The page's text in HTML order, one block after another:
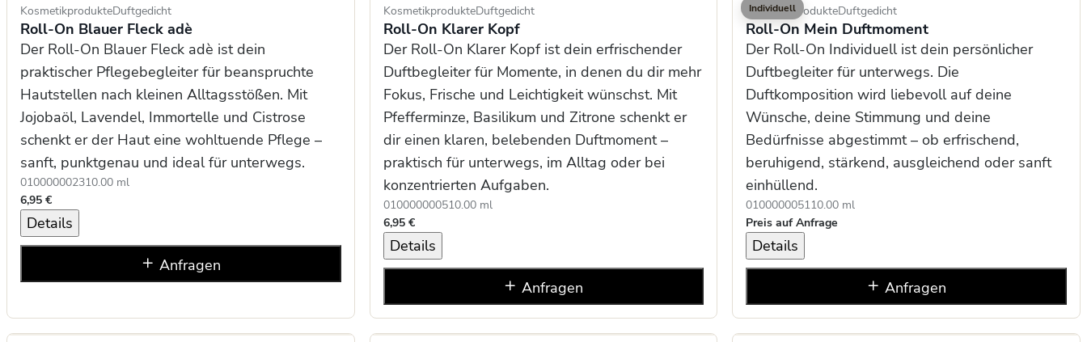
KosmetikprodukteDuftgedicht
Roll-On Blauer Fleck adè
Der Roll-On Blauer Fleck adè ist dein
praktischer Pflegebegleiter für beanspruchte
Hautstellen nach kleinen Alltagsstößen. Mit
Jojobaöl, Lavendel, Immortelle und Cistrose
schenkt er der Haut eine wohltuende Pflege –
sanft, punktgenau und ideal für unterwegs.
010000002310.00 ml
6,95 €
Details
Anfragen
KosmetikprodukteDuftgedicht
Roll-On Klarer Kopf
Der Roll-On Klarer Kopf ist dein erfrischender
Duftbegleiter für Momente, in denen du dir mehr
Fokus, Frische und Leichtigkeit wünschst. Mit
Pfefferminze, Basilikum und Zitrone schenkt er
dir einen klaren, belebenden Duftmoment –
praktisch für unterwegs, im Alltag oder bei
konzentrierten Aufgaben.
010000000510.00 ml
6,95 €
Details
Anfragen
Individuell
KosmetikprodukteDuftgedicht
Roll-On Mein Duftmoment
Der Roll-On Individuell ist dein persönlicher
Duftbegleiter für unterwegs. Die
Duftkomposition wird liebevoll auf deine
Wünsche, deine Stimmung und deine
Bedürfnisse abgestimmt – ob erfrischend,
beruhigend, stärkend, ausgleichend oder sanft
einhüllend.
010000005110.00 ml
Preis auf Anfrage
Details
Anfragen